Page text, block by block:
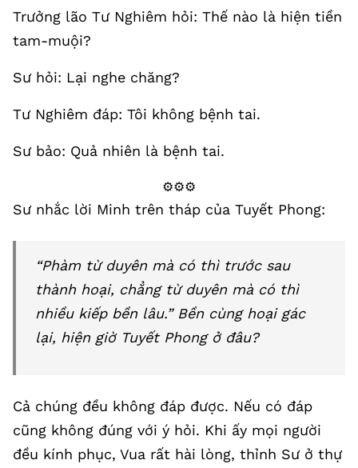
Trưởng lão Tư Nghiêm hỏi: Thế nào là hiện tiền
tam-muội?
Sư hỏi: Lại nghe chăng?
Tư Nghiêm đáp: Tôi không bệnh tai.
Sư bảo: Quả nhiên là bệnh tai.
⚙️⚙️⚙️
Sư nhắc lời Minh trên tháp của Tuyết Phong:
“Phàm từ duyên mà có thì trước sau
thành hoại, chẳng từ duyên mà có thì
nhiều kiếp bền lâu.” Bền cùng hoại gác
lại, hiện giờ Tuyết Phong ở đâu?
Cả chúng đều không đáp được. Nếu có đáp
cũng không đúng với ý hỏi. Khi ấy mọi người
đều kính phục, Vua rất hài lòng, thỉnh Sư ở thự